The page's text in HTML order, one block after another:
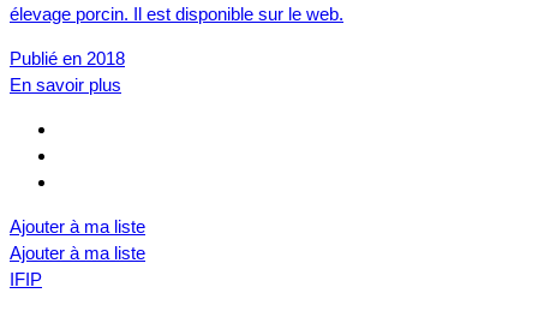
élevage porcin. Il est disponible sur le web.
Publié en 2018
En savoir plus
Ajouter à ma liste
Ajouter à ma liste
IFIP